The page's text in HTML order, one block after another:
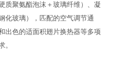
质聚氨酯泡沫＋玻璃纤维）、凝
化玻璃），匹配的空气调节通
出色的适面积翅片换热器等多项
。